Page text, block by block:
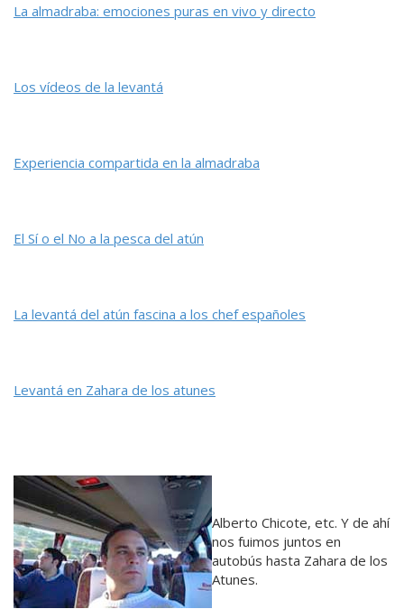
La almadraba: emociones puras en vivo y directo
Los vídeos de la levantá
Experiencia compartida en la almadraba
El Sí o el No a la pesca del atún
La levantá del atún fascina a los chef españoles
Levantá en Zahara de los atunes
Alberto Chicote, etc. Y de ahí
nos fuimos juntos en
autobús hasta Zahara de los
Atunes.